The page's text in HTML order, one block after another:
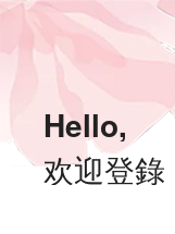
Hello,
欢迎登錄